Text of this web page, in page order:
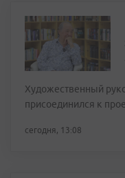
Художественный
присоединился к
сегодня, 13:08